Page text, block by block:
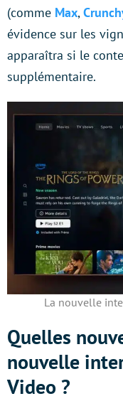
(comme Max,
évidence sur les
apparaîtra si le
supplémentaire.
La nouvelle
Quelles
nouvelle
Video ?